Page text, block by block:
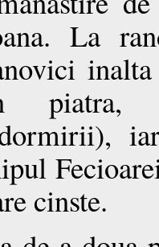
La
piatra,
cinste.